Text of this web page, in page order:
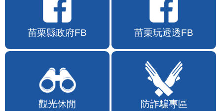
苗栗縣政府FB 苗栗玩透透FB
觀光休閒 防詐騙專區